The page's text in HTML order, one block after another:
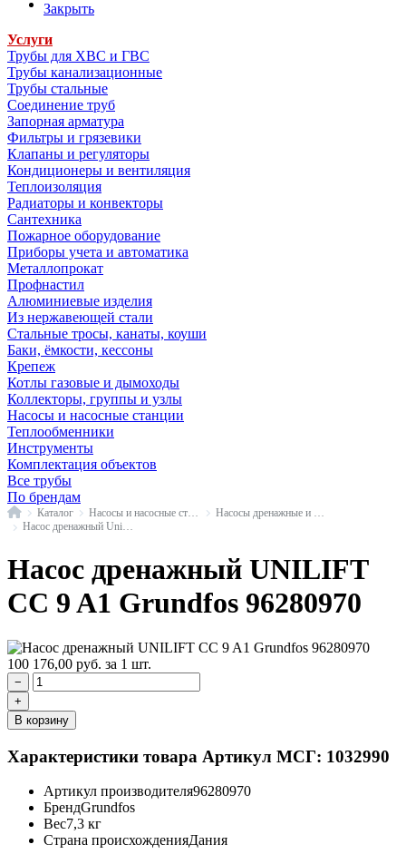
Закрыть
Услуги
Трубы для ХВС и ГВС
Трубы канализационные
Трубы стальные
Соединение труб
Запорная арматура
Фильтры и грязевики
Клапаны и регуляторы
Кондиционеры и вентиляция
Теплоизоляция
Радиаторы и конвекторы
Сантехника
Пожарное оборудование
Приборы учета и автоматика
Металлопрокат
Профнастил
Алюминиевые изделия
Из нержавеющей стали
Стальные тросы, канаты, коуши
Баки, ёмкости, кессоны
Крепеж
Котлы газовые и дымоходы
Коллекторы, группы и узлы
Насосы и насосные станции
Теплообменники
Инструменты
Комплектация объектов
Все трубы
По брендам
ГлавнаяКаталог
Насос дренажный Unilift CC Grundfos
Насос дренажный UNILIFT
CC 9 A1 Grundfos 96280970
100 176,00 руб. за 1 шт.
−
+
В корзину
Характеристики товара Артикул МСГ: 1032990
Артикул производителя96280970
БрендGrundfos
Вес7,3 кг
Страна происхожденияДания